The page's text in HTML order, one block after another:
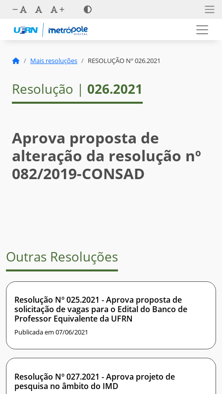
Mais resoluções RESOLUÇÃO Nº 026.2021
Resolução | 026.2021
Aprova proposta de
alteração da resolução nº
082/2019-CONSAD
Outras Resoluções
Resolução Nº 025.2021 - Aprova proposta de
solicitação de vagas para o Edital do Banco de
Professor Equivalente da UFRN
Publicada em 07/06/2021
Resolução Nº 027.2021 - Aprova projeto de
pesquisa no âmbito do IMD